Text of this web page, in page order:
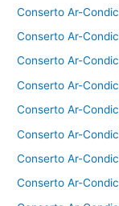
Conserto Ar-
Conserto Ar-
Conserto Ar-
Conserto Ar-
Conserto Ar-
Conserto Ar-
Conserto Ar-
Conserto Ar-